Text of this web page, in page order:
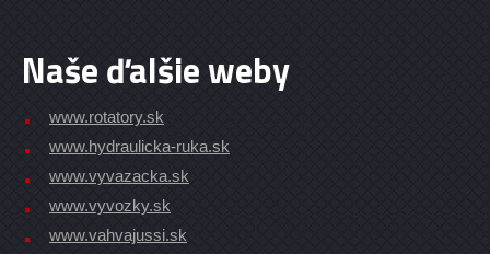
Naše ďalšie weby
www.rotatory.sk
www.hydraulicka-ruka.sk
www.vyvazacka.sk
www.vyvozky.sk
www.vahvajussi.sk